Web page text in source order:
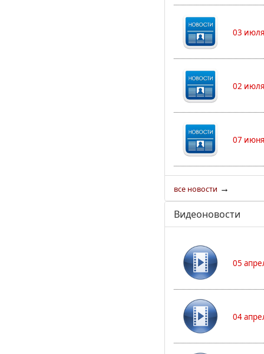
03
02
07
все новости →
Видеоновости
05
04